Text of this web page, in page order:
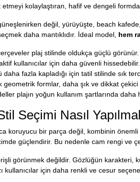
kolaylaştıran, hafif ve dengeli
değil, yürüyüşte, beach
daha mantıklıdır. İdeal model, hem
plaj stilinde oldukça güçlü görünür.
kullanıcılar için daha güvenli hissedebilir.
fazla kapladığı için tatil stilinde sık
geometrik formlar, daha şık ve dikkat
plajın yoğun kullanım şartlarında daha
Seçimi Nasıl
koruyucu bir parça değil, kombinin
güçlendirir. Bu nedenle cam rengi ve
görünmek değildir. Gözlüğün karakteri,
kullanıcılar için daha renkli ve cesur